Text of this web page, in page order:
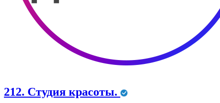
212. Студия красоты.